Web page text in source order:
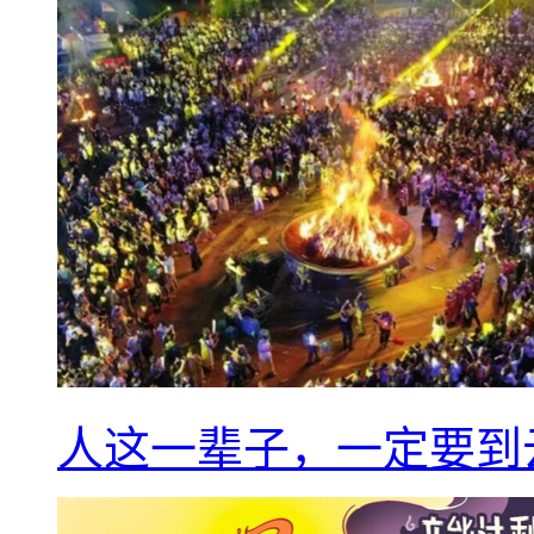
人这一辈子，一定要